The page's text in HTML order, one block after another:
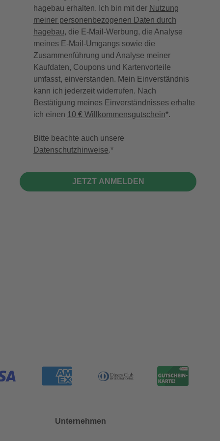
hagebau erhalten. Ich bin mit der Nutzung
meiner personenbezogenen Daten durch
hagebau, die E-Mail-Werbung, die Analyse
meines E-Mail-Umgangs sowie die
Zusammenführung und Analyse meiner
Kaufdaten, Coupons und Kartenvorteile
umfasst, einverstanden. Mein Einverständnis
kann ich jederzeit widerrufen. Nach
Bestätigung meines Einverständnisses erhalte
ich einen 10 € Willkommensgutschein*.
Bitte beachte auch unsere
Datenschutzhinweise.
JETZT ANMELDEN
Unternehmen